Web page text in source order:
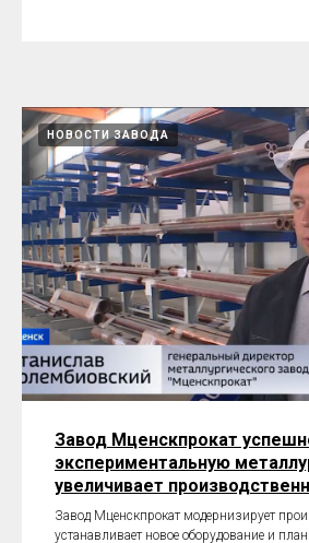
НОВОСТИ ЗАВОДА
Завод Мценскпрокат
экспериментальную
увеличивает
Завод Мценскпрокат модернизирует
устанавливает новое оборудование и